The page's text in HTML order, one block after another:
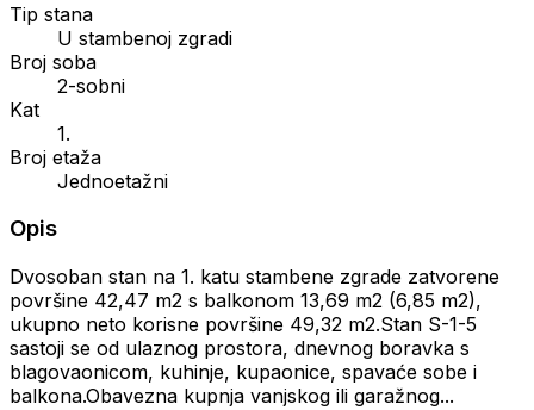
Tip stana
U stambenoj zgradi
Broj soba
2-sobni
Kat
1.
Broj etaža
Jednoetažni
Opis
Dvosoban stan na 1. katu stambene zgrade zatvorene
površine 42,47 m2 s balkonom 13,69 m2 (6,85 m2),
ukupno neto korisne površine 49,32 m2.Stan S-1-5
sastoji se od ulaznog prostora, dnevnog boravka s
blagovaonicom, kuhinje, kupaonice, spavaće sobe i
balkona.Obavezna kupnja vanjskog ili garažnog...